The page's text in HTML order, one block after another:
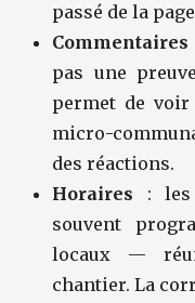
passé de la
Commentaires
pas une
permet de
micro-
des réactions.
Horaires : les
souvent
locaux —
chantier. La